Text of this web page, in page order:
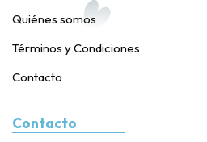
Quiénes somos
Términos y Condiciones
Contacto
Contacto